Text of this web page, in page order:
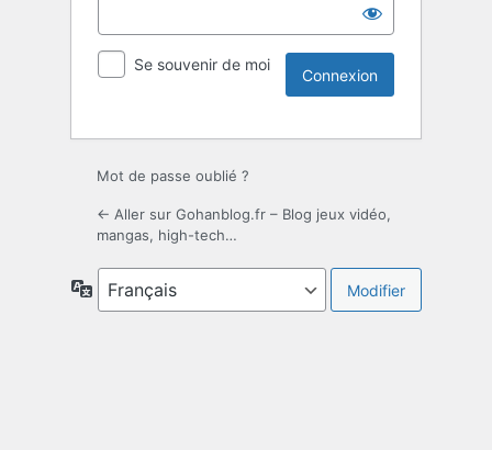
Se souvenir de moi
Mot de passe oublié ?
← Aller sur Gohanblog.fr – Blog jeux vidéo,
mangas, high-tech…
Langue